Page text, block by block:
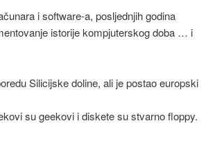
i software-a, posljednjih godina
istorije kompjuterskog doba … i
Silicijske doline, ali je postao europski
su geekovi i diskete su stvarno floppy.